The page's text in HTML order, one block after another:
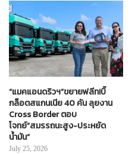
“แมคแอนดริวฯ”ขยายฟลีท!บิ๊
กล็อตสแกนเนีย 40 คัน ลุยงาน
Cross Border ตอบ
โจทย์“สมรรถนะสูง-ประหยัด
น้ำมัน”
July 25, 2026